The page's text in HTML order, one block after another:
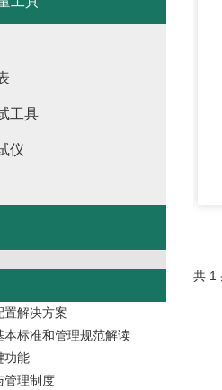
共 1
工具
仪
置解决方案
本标准和管理规范解读
功能
管理制度